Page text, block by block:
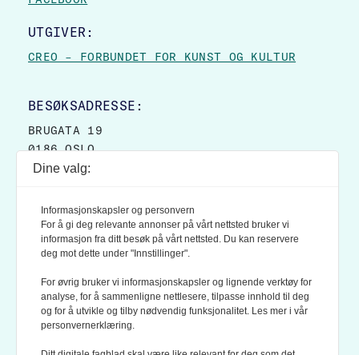
UTGIVER:
CREO – FORBUNDET FOR KUNST OG KULTUR
BESØKSADRESSE:
BRUGATA 19
0186 OSLO
POSTBOKS 9007 GRØNLAND
0133 OSLO
LES OGSÅ:
KONTEKSTS PERSONVERN-POLICY
Dine valg:
Informasjonskapsler og personvern
For å gi deg relevante annonser på vårt nettsted bruker vi
informasjon fra ditt besøk på vårt nettsted. Du kan reservere
deg mot dette under "Innstillinger".
For øvrig bruker vi informasjonskapsler og lignende verktøy for
analyse, for å sammenligne nettlesere, tilpasse innhold til deg
og for å utvikle og tilby nødvendig funksjonalitet. Les mer i vår
personvernerklæring.